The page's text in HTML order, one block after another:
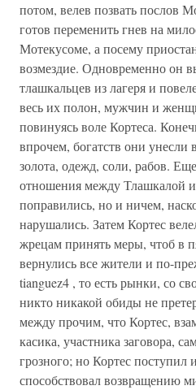
потом, велев позвать послов
готов переменить гнев на
Мотекусоме, а посему
возмездие. Одновременно он
тлашкальцев из лагеря и
весь их полон, мужчин и
повинуясь воле Кортеса.
впрочем, богатств они
золота, одежд, соли, рабов.
отношения между Тлашкалой
поправились, но и ничем,
нарушались. Затем Кортес
жрецам принять меры, чтоб в
вернулись все жители и по-
tianguez4 , то есть рынки, со
никто никакой обиды не
между прочим, что Кортес,
касика, участника заговора,
грозного; но Кортес поступил
способствовал возвращению